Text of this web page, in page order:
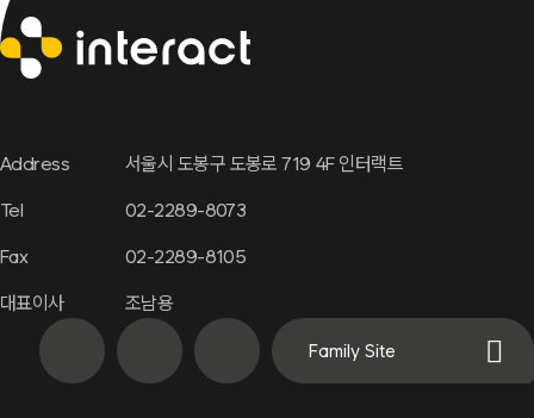
Address 서울시 도봉구 도봉로 719 4F 인터랙트
Tel 02-2289-8073
Fax 02-2289-8105
대표이사 조남용
Family Site